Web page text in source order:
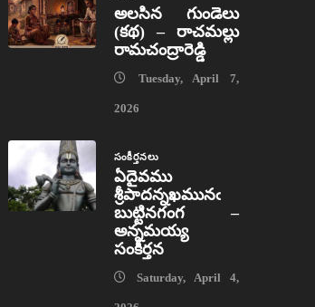
అలసిన గుండెలు
(కథ) – రాచమల్లు
రామచంద్రారెడ్డి
Tuesday, April 7,
2026
సంకీర్తనలు
ఏదైవము
శ్రీపాదన్నఖమునఁ
బుట్టినగంగ –
అన్నమయ్య
సంకీర్తన
Saturday, April 4,